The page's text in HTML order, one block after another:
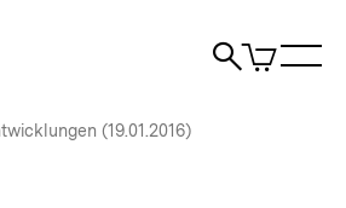
Suche
Artikel
im
(19.01.2016)